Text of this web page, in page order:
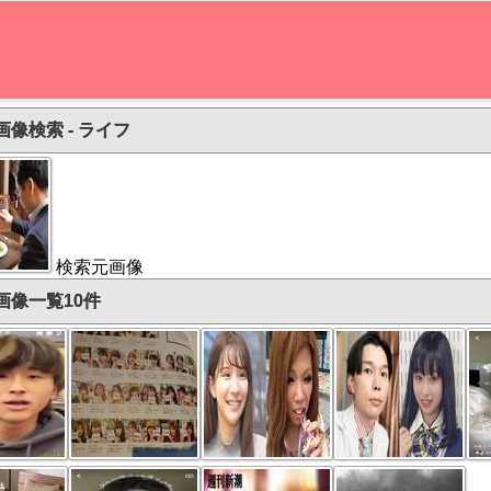
像検索 - ライフ
検索元画像
像一覧10件